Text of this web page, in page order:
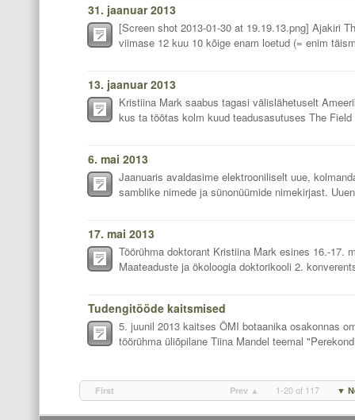
31. jaanuar 2013
[Screen shot 2013-01-30 at 19.19.13.png] Ajakiri
viimase 12 kuu 10 kõige enam loetud (= enim
13. jaanuar 2013
Kristiina Mark saabus tagasi välislähetuselt
kus ta töötas kolm kuud teadusasutuses The
6. mai 2013
Jaanuaris avaldasime elektrooniliselt uue,
samblike nimede ja sünonüümide nimekirjast.
17. mai 2013
Töörühma doktorant Kristiina Mark esines 16.-17.
Maateaduste ja ökoloogia doktorikooli 2.
Tudengitööde kaitsmised
5. juunil 2013 kaitses ÖMI botaanika osakonnas
töörühma üliõpilane Tiina Mandel teemal
First Prev ▲ 1-20 of 117 ▼